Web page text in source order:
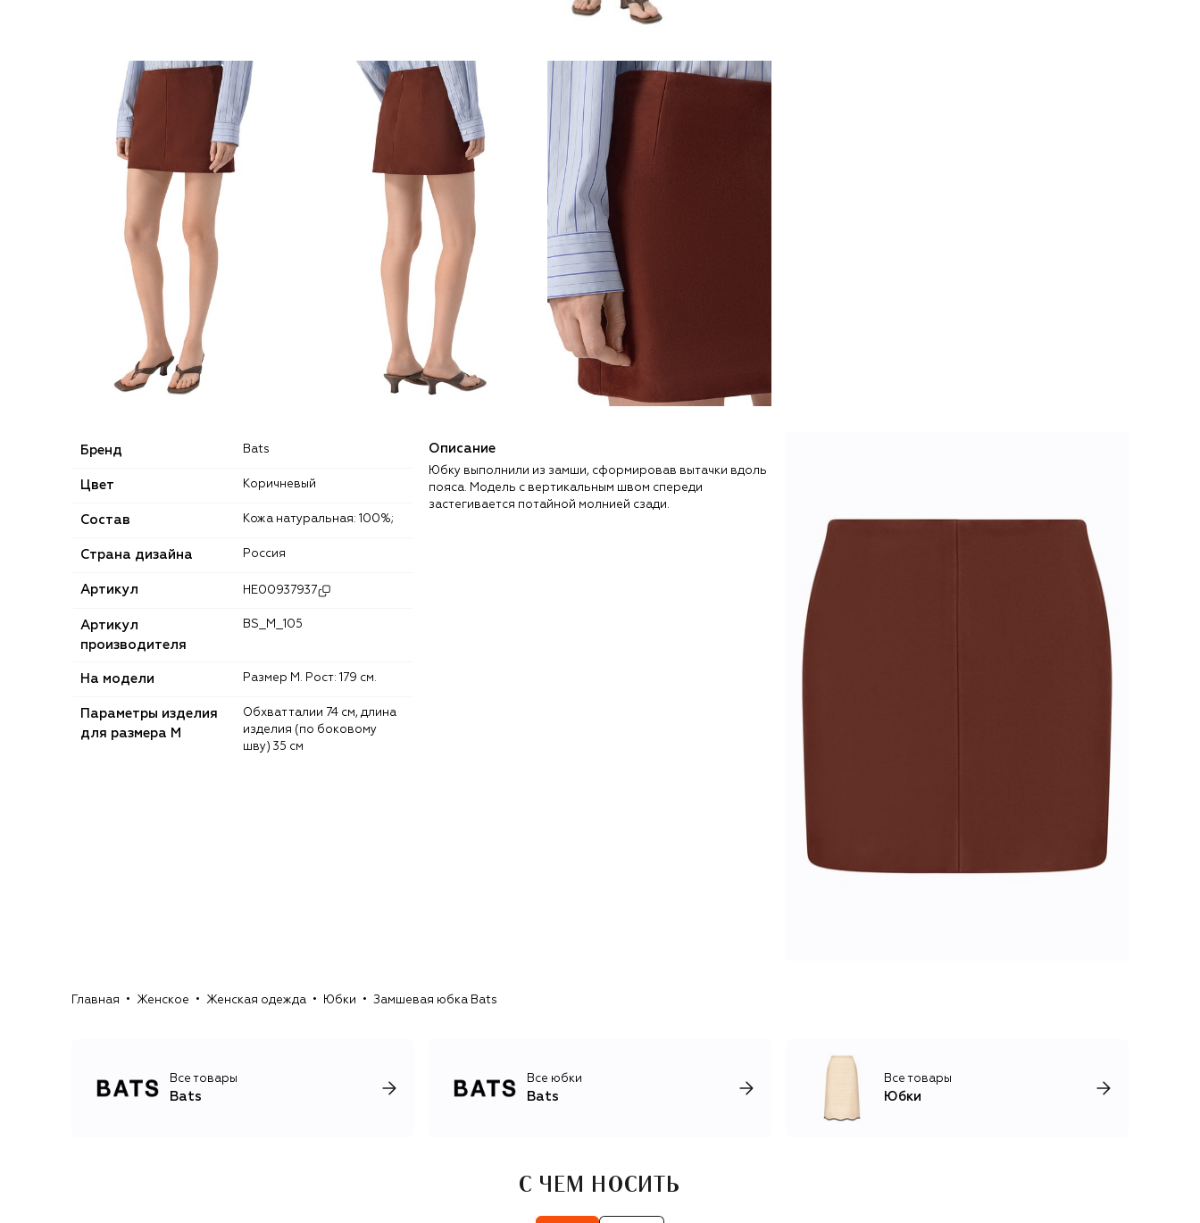
Бренд Bats
Цвет Коричневый
Состав Кожа натуральная: 100%;
Страна дизайна Россия
Артикул HE00937937
Артикул
производителя
BS_M_105
На модели Размер M. Рост: 179 см.
Параметры изделия
для размера M
Обхват талии 74 см, длина
изделия (по боковому
шву) 35 см
Описание
Юбку выполнили из замши, сформировав вытачки вдоль
пояса. Модель с вертикальным швом спереди
застегивается потайной молнией сзади.
Главная Женское Женская одежда Юбки Замшевая юбка Bats
Все товары
Bats
Все юбки
Bats
Все товары
Юбки
С ЧЕМ НОСИТЬ